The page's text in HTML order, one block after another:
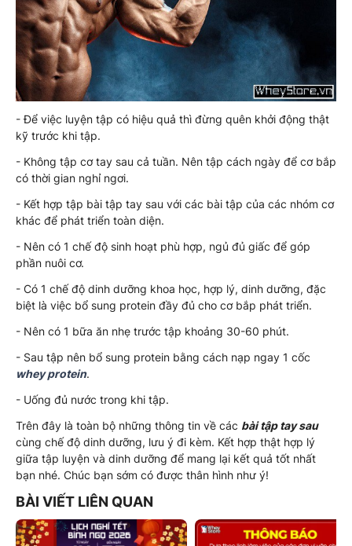
- Để việc luyện tập có hiệu quả thì đừng quên khởi động thật
kỹ trước khi tập.
- Không tập cơ tay sau cả tuần. Nên tập cách ngày để cơ bắp
có thời gian nghỉ ngơi.
- Kết hợp tập bài tập tay sau với các bài tập của các nhóm cơ
khác để phát triển toàn diện.
- Nên có 1 chế độ sinh hoạt phù hợp, ngủ đủ giấc để góp
phần nuôi cơ.
- Có 1 chế độ dinh dưỡng khoa học, hợp lý, dinh dưỡng, đặc
biệt là việc bổ sung protein đầy đủ cho cơ bắp phát triển.
- Nên có 1 bữa ăn nhẹ trước tập khoảng 30-60 phút.
- Sau tập nên bổ sung protein bằng cách nạp ngay 1 cốc
whey protein.
- Uống đủ nước trong khi tập.
Trên đây là toàn bộ những thông tin về các bài tập tay sau
cùng chế độ dinh dưỡng, lưu ý đi kèm. Kết hợp thật hợp lý
giữa tập luyện và dinh dưỡng để mang lại kết quả tốt nhất
bạn nhé. Chúc bạn sớm có được thân hình như ý!
BÀI VIẾT LIÊN QUAN